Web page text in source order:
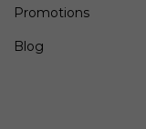
Promotions
Blog